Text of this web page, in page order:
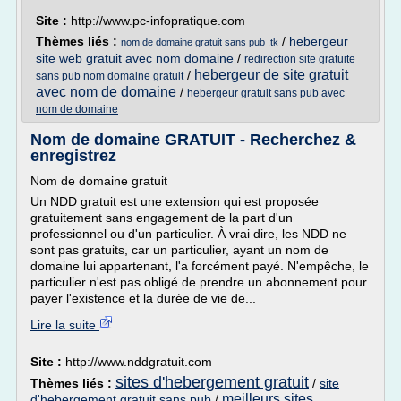
Site : http://www.pc-infopratique.com
Thèmes liés : nom de domaine gratuit sans pub .tk / hebergeur
site web gratuit avec nom domaine / redirection site gratuite
sans pub nom domaine gratuit/ hebergeur de site gratuit
avec nom de domaine / hebergeur gratuit sans pub avec
nom de domaine
Nom de domaine GRATUIT - Recherchez &
enregistrez
Nom de domaine gratuit
Un NDD gratuit est une extension qui est proposée
gratuitement sans engagement de la part d'un
professionnel ou d'un particulier. À vrai dire, les NDD ne
sont pas gratuits, car un particulier, ayant un nom de
domaine lui appartenant, l'a forcément payé. N'empêche, le
particulier n'est pas obligé de prendre un abonnement pour
payer l'existence et la durée de vie de...
Lire la suite
Site : http://www.nddgratuit.com
Thèmes liés : sites d'hebergement gratuit / site